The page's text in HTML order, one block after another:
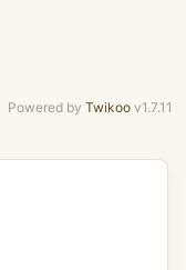
Powered by Twikoo v1.7.11